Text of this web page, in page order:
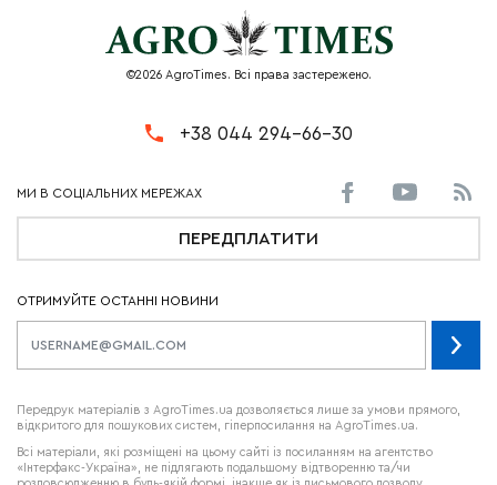
©2026 AgroTimes. Всі права застережено.
+38 044 294-66-30
ПЕРЕДПЛАТИТИ
ОТРИМУЙТЕ ОСТАННІ НОВИНИ
Передрук матеріалів з AgroTimes.ua дозволяється лише за умови прямого,
відкритого для пошукових систем, гіперпосилання на AgroTimes.ua.
Всі матеріали, які розміщені на цьому сайті із посиланням на агентство
«Інтерфакс-Україна», не підлягають подальшому відтворенню та/чи